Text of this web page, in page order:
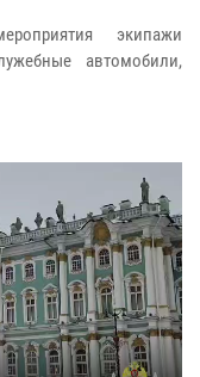
экипажи
автомобили,